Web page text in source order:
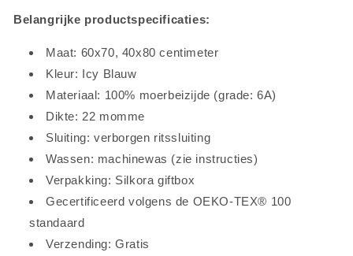
Belangrijke productspecificaties:
Maat: 60x70, 40x80 centimeter
Kleur: Icy Blauw
Materiaal: 100% moerbeizijde (grade: 6A)
Dikte: 22 momme
Sluiting: verborgen ritssluiting
Wassen: machinewas (zie instructies)
Verpakking: Silkora giftbox
Gecertificeerd volgens de OEKO-TEX® 100
standaard
Verzending: Gratis